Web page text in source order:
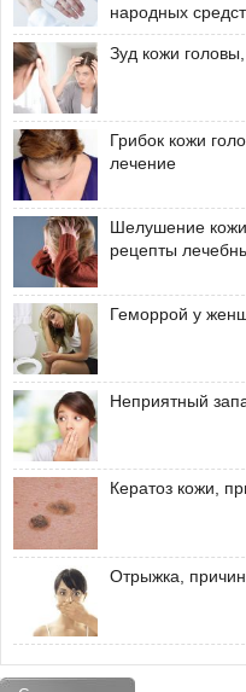
народных
Зуд кожи
Грибок кожи
лечение
Шелушение
рецепты
Геморрой у
Неприятный
Кератоз кожи,
Отрыжка,